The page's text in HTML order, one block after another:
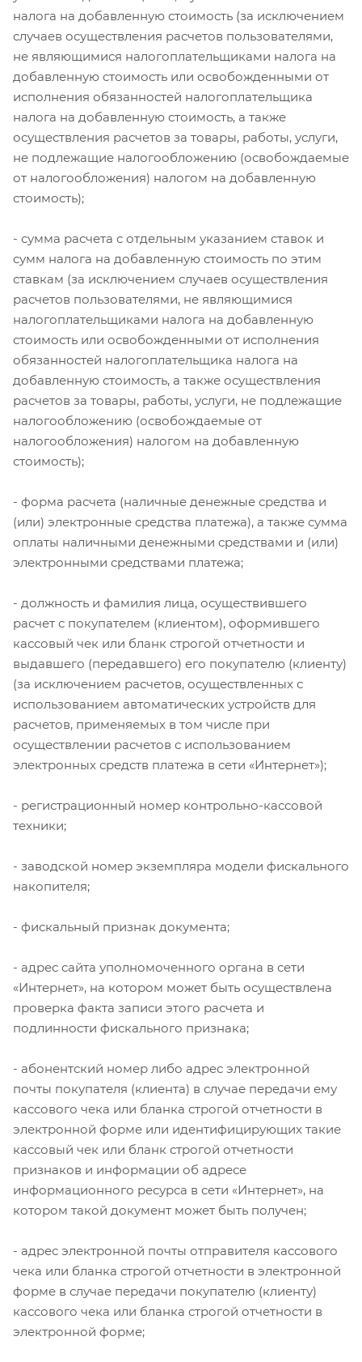
налога на добавленную стоимость (за исключением
случаев осуществления расчетов пользователями,
не являющимися налогоплательщиками налога на
добавленную стоимость или освобожденными от
исполнения обязанностей налогоплательщика
налога на добавленную стоимость, а также
осуществления расчетов за товары, работы, услуги,
не подлежащие налогообложению (освобождаемые
от налогообложения) налогом на добавленную
стоимость);
- сумма расчета с отдельным указанием ставок и
сумм налога на добавленную стоимость по этим
ставкам (за исключением случаев осуществления
расчетов пользователями, не являющимися
налогоплательщиками налога на добавленную
стоимость или освобожденными от исполнения
обязанностей налогоплательщика налога на
добавленную стоимость, а также осуществления
расчетов за товары, работы, услуги, не подлежащие
налогообложению (освобождаемые от
налогообложения) налогом на добавленную
стоимость);
- форма расчета (наличные денежные средства и
(или) электронные средства платежа), а также сумма
оплаты наличными денежными средствами и (или)
электронными средствами платежа;
- должность и фамилия лица, осуществившего
расчет с покупателем (клиентом), оформившего
кассовый чек или бланк строгой отчетности и
выдавшего (передавшего) его покупателю (клиенту)
(за исключением расчетов, осуществленных с
использованием автоматических устройств для
расчетов, применяемых в том числе при
осуществлении расчетов с использованием
электронных средств платежа в сети «Интернет»);
- регистрационный номер контрольно-кассовой
техники;
- заводской номер экземпляра модели фискального
накопителя;
- фискальный признак документа;
- адрес сайта уполномоченного органа в сети
«Интернет», на котором может быть осуществлена
проверка факта записи этого расчета и
подлинности фискального признака;
- абонентский номер либо адрес электронной
почты покупателя (клиента) в случае передачи ему
кассового чека или бланка строгой отчетности в
электронной форме или идентифицирующих такие
кассовый чек или бланк строгой отчетности
признаков и информации об адресе
информационного ресурса в сети «Интернет», на
котором такой документ может быть получен;
- адрес электронной почты отправителя кассового
чека или бланка строгой отчетности в электронной
форме в случае передачи покупателю (клиенту)
кассового чека или бланка строгой отчетности в
электронной форме;